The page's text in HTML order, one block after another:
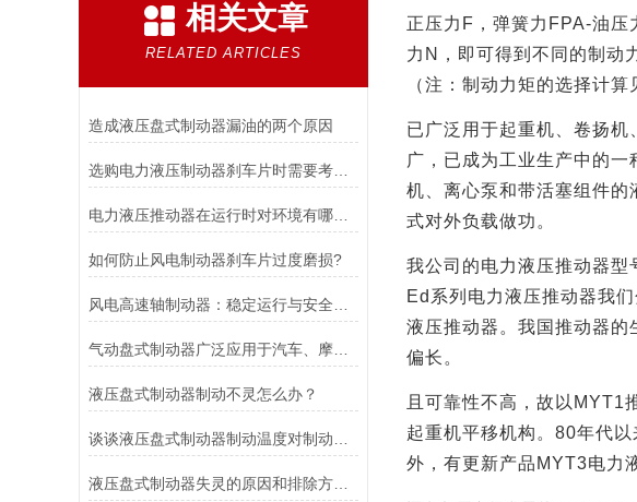
相关文章
RELATED ARTICLES
造成液压盘式制动器漏油的两个原因
选购电力液压制动器刹车片时需要考虑的问题有哪些？
电力液压推动器在运行时对环境有哪些要求？
如何防止风电制动器刹车片过度磨损?
气动盘式制动器广泛应用于汽车、摩托车和自行车等交通工具中
液压盘式制动器制动不灵怎么办？
液压盘式制动器失灵的原因和排除方法介绍
正压力 F ，弹簧力 FPA-油压
力 N ，即可得到不同的制动
（注：制动力矩的选择计算
已广泛用于起重机、卷扬
广，已成为工业生产中的
机、离心泵和带活塞组件
式对外负载做功。
我公司的电力液压推动器型
Ed 系列电力液压推动器我
液压推动器。我国推动器的
偏长。
且可靠性不高，故以 MYT1
起重机平移机构。 80年代以
外，有更新产品 MYT3电力